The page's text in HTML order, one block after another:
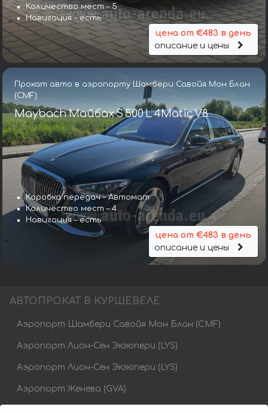
Количество мест – 5
Навигация – есть
цена от €483 в день
описание и цены
Прокат авто в аэропорту Шамбери Савойя Мон Блан
(CMF)
Maybach Майбах S 500 L 4Matic V8
Коробка передач – Автомат
Количество мест – 4
Навигация – есть
цена от €483 в день
описание и цены
АВТОПРОКАТ В КУРШЕВЕЛЕ
Аэропорт Шамбери Савойя Мон Блан (CMF)
Аэропорт Лион-Сен Экзюпери (LYS)
Аэропорт Лион-Сен Экзюпери (LYS)
Аэропорт Женева (GVA)